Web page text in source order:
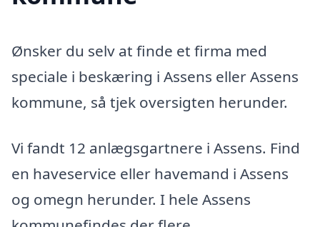
Ønsker du selv at finde et firma med
speciale i beskæring i Assens eller Assens
kommune, så tjek oversigten herunder.
Vi fandt 12 anlægsgartnere i Assens. Find
en haveservice eller havemand i Assens
og omegn herunder. I hele Assens